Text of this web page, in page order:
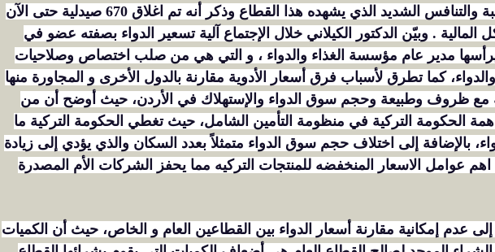
الأوضاع الإقتصادية الصعبة والتنافس الشديد الذي يشهده هذا القطاع وذكر أنه تم اغلاق 670 صيدلية حتى الآن
. وبيّن الدكتور الكيلاني خلال الإجتماع آلية تسعير الدواء بصفته عضو في
يرأسها مدير عام مؤسسة الغذاء والدواء ، و التي هي من صلب اختصاص وصلاحيات
كما تطرق لأسباب فرق أسعار الأدوية مقارنة بالدول الأخرى و المجاورة منها
مع ظروف وطبيعة وحجم سوق الدواء والإستهلاك في الأردن، حيث أوضح أن من
الحكومة التركية في منظومة التأمين الشامل، حيث تغطي الحكومة التركية ما
ثمن الدواء، بالإضافة إلى اختلاف حجم سوق الدواء متمثلاً بعدد السكان والذي يؤدي إلى زيادة
عوامل الاسعار المنخفضه للمنتجات التركيه مما يحفز الشركات الأم المصدرة
إلى عدم إمكانية مقارنة أسعار الدواء بين القطاعين العام و الخاص، حيث أن الكميات